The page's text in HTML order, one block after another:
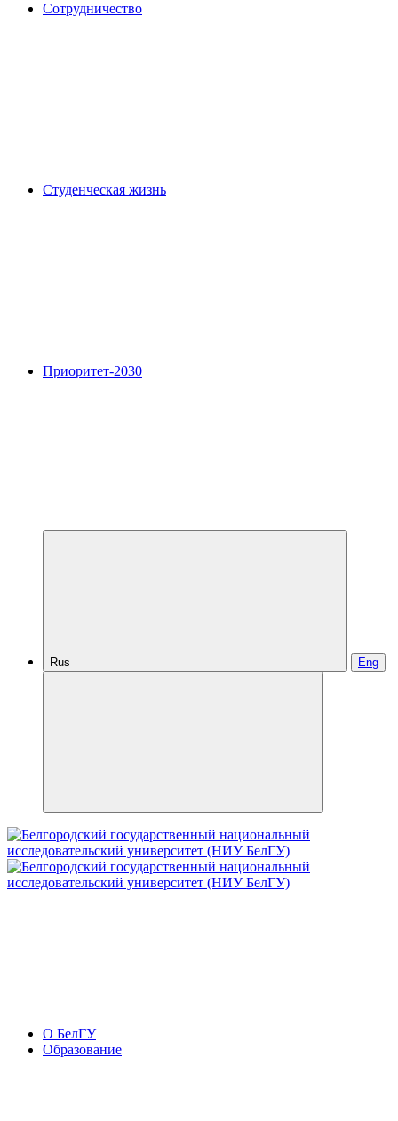
Сотрудничество
Студенческая жизнь
Приоритет-2030
Rus Eng
О БелГУ
Образование